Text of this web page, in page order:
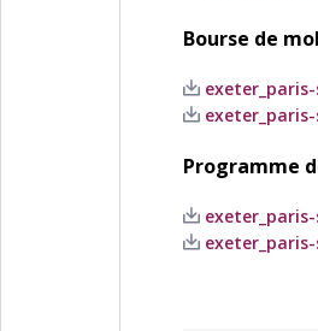
Bourse de
Programme